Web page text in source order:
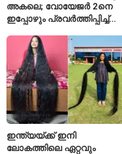
അകലെ; വോയേജർ 2നെ
ഇപ്പോഴും പ്രവർത്തിപ്പിച്ച്
ഇന്ത്യയ്ക്ക് ഇനി
ലോകത്തിലെ ഏറ്റവും